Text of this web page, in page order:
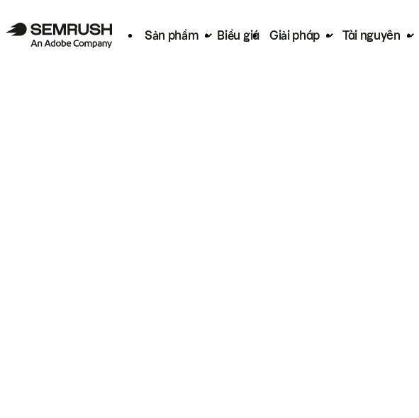
Sản phẩm Biểu giá Giải pháp Tài nguyên